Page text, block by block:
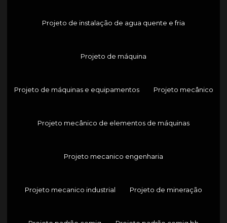
Projeto de instalação de agua quente e fria
Projeto de máquina
Projeto de máquinas e equipamentos Projeto mecânico
Projeto mecânico de elementos de máquinas
Projeto mecanico engenharia
Projeto mecanico industrial Projeto de mineração